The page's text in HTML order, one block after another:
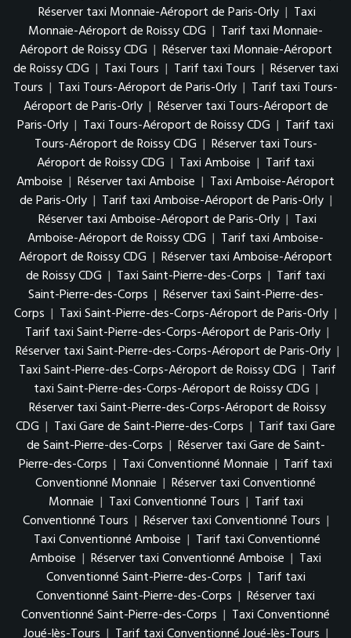
Réserver taxi Monnaie-Aéroport de Paris-Orly | Taxi
Monnaie-Aéroport de Roissy CDG | Tarif taxi Monnaie-
Aéroport de Roissy CDG | Réserver taxi Monnaie-Aéroport
de Roissy CDG | Taxi Tours | Tarif taxi Tours | Réserver taxi
Tours | Taxi Tours-Aéroport de Paris-Orly | Tarif taxi Tours-
Aéroport de Paris-Orly | Réserver taxi Tours-Aéroport de
Paris-Orly | Taxi Tours-Aéroport de Roissy CDG | Tarif taxi
Tours-Aéroport de Roissy CDG | Réserver taxi Tours-
Aéroport de Roissy CDG | Taxi Amboise | Tarif taxi
Amboise | Réserver taxi Amboise | Taxi Amboise-Aéroport
de Paris-Orly | Tarif taxi Amboise-Aéroport de Paris-Orly |
Réserver taxi Amboise-Aéroport de Paris-Orly | Taxi
Amboise-Aéroport de Roissy CDG | Tarif taxi Amboise-
Aéroport de Roissy CDG | Réserver taxi Amboise-Aéroport
de Roissy CDG | Taxi Saint-Pierre-des-Corps | Tarif taxi
Saint-Pierre-des-Corps | Réserver taxi Saint-Pierre-des-
Corps | Taxi Saint-Pierre-des-Corps-Aéroport de Paris-Orly |
Tarif taxi Saint-Pierre-des-Corps-Aéroport de Paris-Orly |
Réserver taxi Saint-Pierre-des-Corps-Aéroport de Paris-Orly |
Taxi Saint-Pierre-des-Corps-Aéroport de Roissy CDG | Tarif
taxi Saint-Pierre-des-Corps-Aéroport de Roissy CDG |
Réserver taxi Saint-Pierre-des-Corps-Aéroport de Roissy
CDG | Taxi Gare de Saint-Pierre-des-Corps | Tarif taxi Gare
de Saint-Pierre-des-Corps | Réserver taxi Gare de Saint-
Pierre-des-Corps | Taxi Conventionné Monnaie | Tarif taxi
Conventionné Monnaie | Réserver taxi Conventionné
Monnaie | Taxi Conventionné Tours | Tarif taxi
Conventionné Tours | Réserver taxi Conventionné Tours |
Taxi Conventionné Amboise | Tarif taxi Conventionné
Amboise | Réserver taxi Conventionné Amboise | Taxi
Conventionné Saint-Pierre-des-Corps | Tarif taxi
Conventionné Saint-Pierre-des-Corps | Réserver taxi
Conventionné Saint-Pierre-des-Corps | Taxi Conventionné
Joué-lès-Tours | Tarif taxi Conventionné Joué-lès-Tours |